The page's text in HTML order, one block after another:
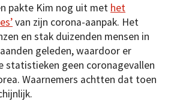
pakte Kim nog uit met het
van zijn corona-aanpak. Het
en stak duizenden mensen in
geleden, waardoor er
statistieken geen coronagevallen
Waarnemers achtten dat toen